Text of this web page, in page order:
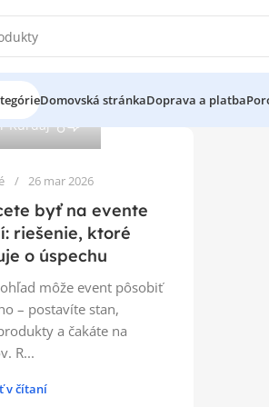
Domovská stránkaDoprava a platba
Kurdaj
26 mar 2026
byť na evente
riešenie, ktoré
o úspechu
môže event pôsobiť
– postavíte stan,
a čakáte na
R...
v čítaní